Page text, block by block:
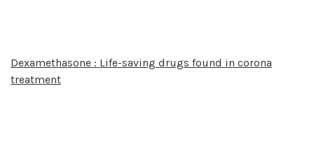
Dexamethasone : Life-saving drugs found in corona
treatment